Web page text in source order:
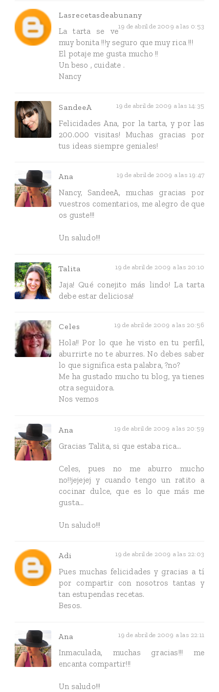
Lasrecetasdeabunany
19 de abril de 2009 a las 0:53
La tarta se ve
muy bonita !!!y seguro que muy rica !!!
El potaje me gusta mucho !!
Un beso , cuidate .
Nancy
SandeeA 19 de abril de 2009 a las 14:35
Felicidades Ana, por la tarta, y por las
200.000 visitas! Muchas gracias por
tus ideas siempre geniales!
Ana 19 de abril de 2009 a las 19:47
Nancy, SandeeA, muchas gracias por
vuestros comentarios, me alegro de que
os guste!!!
Un saludo!!!
Talita 19 de abril de 2009 a las 20:10
Jaja! Qué conejito más lindo! La tarta
debe estar deliciosa!
Celes 19 de abril de 2009 a las 20:56
Hola!! Por lo que he visto en tu perfil,
aburrirte no te aburres. No debes saber
lo que significa esta palabra, ?no?
Me ha gustado mucho tu blog, ya tienes
otra seguidora.
Nos vemos
Ana 19 de abril de 2009 a las 20:59
Gracias Talita, si que estaba rica...
Celes, pues no me aburro mucho
no!!jejejej y cuando tengo un ratito a
cocinar dulce, que es lo que más me
gusta...
Un saludo!!!
Adi 19 de abril de 2009 a las 22:03
Pues muchas felicidades y gracias a tí
por compartir con nosotros tantas y
tan estupendas recetas.
Besos.
Ana 19 de abril de 2009 a las 22:11
Inmaculada, muchas gracias!!! me
encanta compartir!!!
Un saludo!!!